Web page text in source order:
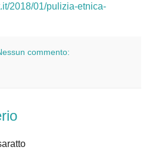
2018/01/pulizia-etnica-
commento: